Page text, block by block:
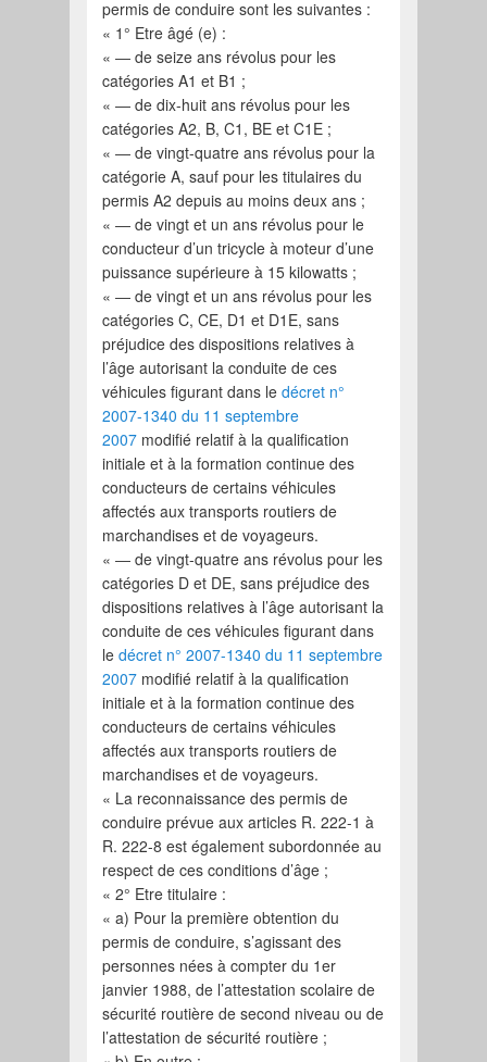
permis de conduire sont les suivantes :
« 1° Etre âgé (e) :
« ― de seize ans révolus pour les
catégories A1 et B1 ;
« ― de dix-huit ans révolus pour les
catégories A2, B, C1, BE et C1E ;
« ― de vingt-quatre ans révolus pour la
catégorie A, sauf pour les titulaires du
permis A2 depuis au moins deux ans ;
« ― de vingt et un ans révolus pour le
conducteur d’un tricycle à moteur d’une
puissance supérieure à 15 kilowatts ;
« ― de vingt et un ans révolus pour les
catégories C, CE, D1 et D1E, sans
préjudice des dispositions relatives à
l’âge autorisant la conduite de ces
véhicules figurant dans ledécret n°
2007-1340 du 11 septembre
2007 modifié relatif à la qualification
initiale et à la formation continue des
conducteurs de certains véhicules
affectés aux transports routiers de
marchandises et de voyageurs.
« ― de vingt-quatre ans révolus pour les
catégories D et DE, sans préjudice des
dispositions relatives à l’âge autorisant la
conduite de ces véhicules figurant dans
ledécret n° 2007-1340 du 11 septembre
2007 modifié relatif à la qualification
initiale et à la formation continue des
conducteurs de certains véhicules
affectés aux transports routiers de
marchandises et de voyageurs.
« La reconnaissance des permis de
conduire prévue aux articles R. 222-1 à
R. 222-8 est également subordonnée au
respect de ces conditions d’âge ;
« 2° Etre titulaire :
« a) Pour la première obtention du
permis de conduire, s’agissant des
personnes nées à compter du 1er
janvier 1988, de l’attestation scolaire de
sécurité routière de second niveau ou de
l’attestation de sécurité routière ;